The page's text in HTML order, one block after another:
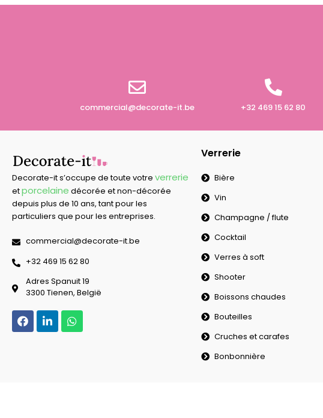
commercial@decorate-it.be +32 469 15 62 80
Decorate-it s’occupe de toute votre verrerie
etporcelaine décorée et non-décorée
depuis plus de 10 ans, tant pour les
particuliers que pour les entreprises.
commercial@decorate-it.be
‭+32 469 15 62 80‬
Adres Spanuit 19
3300 Tienen, België
Verrerie
Bière
Vin
Champagne / flute
Cocktail
Verres à soft
Shooter
Boissons chaudes
Bouteilles
Cruches et carafes
Bonbonnière